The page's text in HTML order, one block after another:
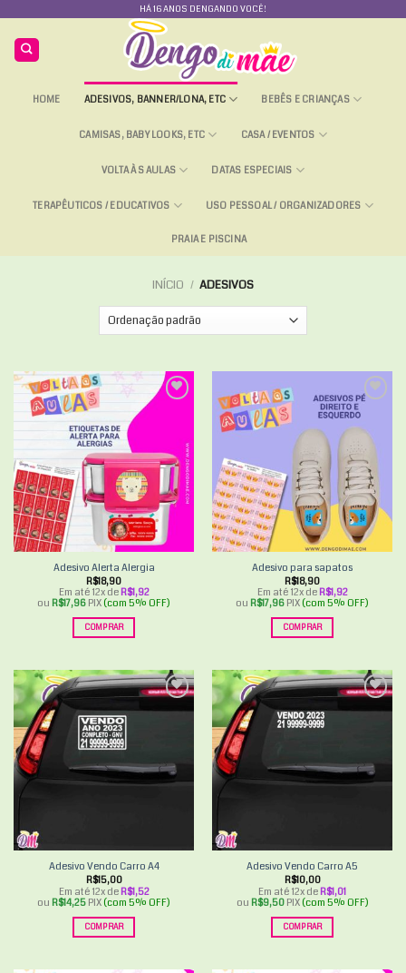
content
HÁ 16 ANOS DENGANDO VOCÊ!
HOME ADESIVOS, BANNER/LONA, ETC BEBÊS E CRIANÇAS
CAMISAS, BABY LOOKS, ETC CASA / EVENTOS
VOLTA ÀS AULAS DATAS ESPECIAIS
TERAPÊUTICOS / EDUCATIVOS USO PESSOAL / ORGANIZADORES
PRAIA E PISCINA
INÍCIO / ADESIVOS
wishlist
Adesivo Alerta Alergia
R$18,90
Em até 12x deR$1,92
ou R$17,96 PIX(com 5% OFF)
COMPRAR
Add to
wishlist
Adesivo para sapatos
R$18,90
Em até 12x deR$1,92
ou R$17,96 PIX(com 5% OFF)
COMPRAR
Adesivo Vendo Carro A4
R$15,00
Em até 12x deR$1,52
ou R$14,25 PIX(com 5% OFF)
COMPRAR
Adesivo Vendo Carro A5
R$10,00
Em até 12x deR$1,01
ou R$9,50 PIX(com 5% OFF)
COMPRAR